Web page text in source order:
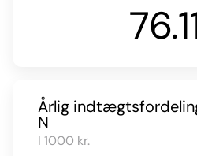
Årlig
N
I 1000 kr.